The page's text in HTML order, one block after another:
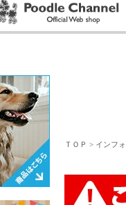
ＴＯＰ > インフ